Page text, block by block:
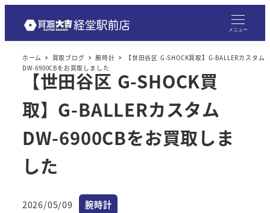
メニュー
ホーム 買取ブログ 腕時計
【世田谷区 G-SHOCK買取】G-BALLERカスタム
DW-6900CBをお買取しました
【世田谷区 G-SHOCK買
取】G-BALLERカスタム
DW-6900CBをお買取しま
した
2026/05/09 カテゴリー
腕時計